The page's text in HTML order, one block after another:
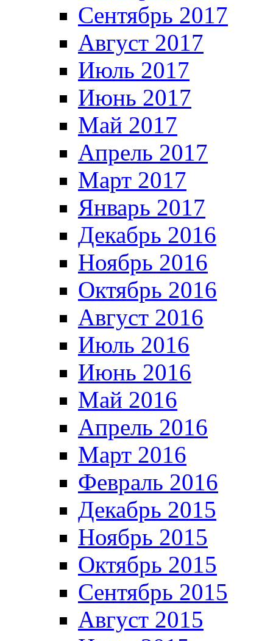
Сентябрь 2017
Август 2017
Июль 2017
Июнь 2017
Май 2017
Апрель 2017
Март 2017
Январь 2017
Декабрь 2016
Ноябрь 2016
Октябрь 2016
Август 2016
Июль 2016
Июнь 2016
Май 2016
Апрель 2016
Март 2016
Февраль 2016
Декабрь 2015
Ноябрь 2015
Октябрь 2015
Сентябрь 2015
Август 2015